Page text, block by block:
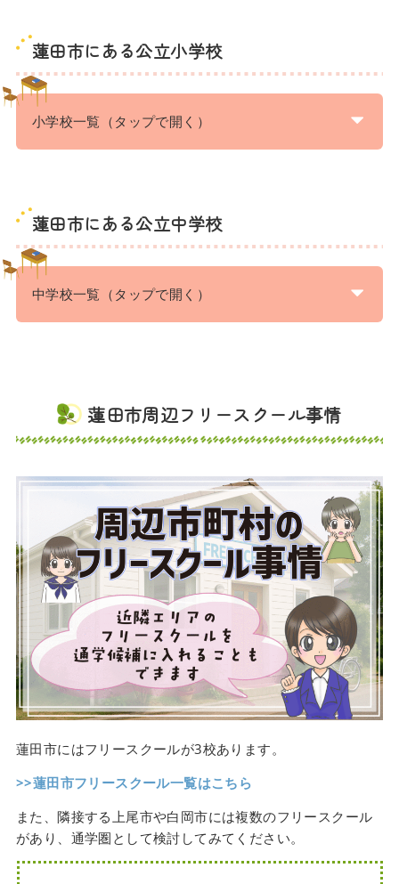
蓮田市にある公立小学校
小学校一覧（タップで開く）
蓮田市にある公立中学校
中学校一覧（タップで開く）
蓮田市周辺フリースクール事情
蓮田市にはフリースクールが3校あります。
>>蓮田市フリースクール一覧はこちら
また、隣接する上尾市や白岡市には複数のフリースクール
があり、通学圏として検討してみてください。